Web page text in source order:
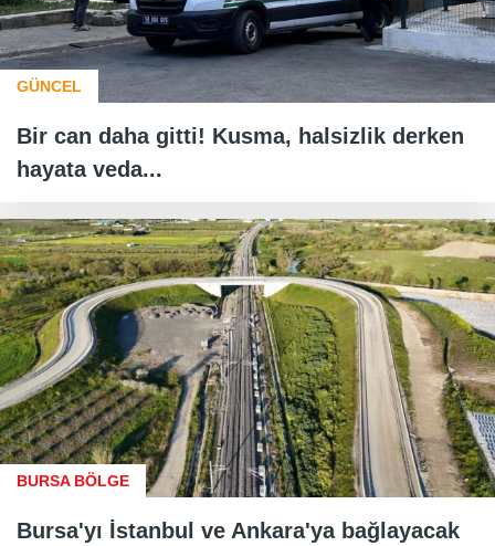
GÜNCEL
Bir can daha gitti! Kusma, halsizlik derken
hayata veda...
BURSA BÖLGE
Bursa'yı İstanbul ve Ankara'ya bağlayacak